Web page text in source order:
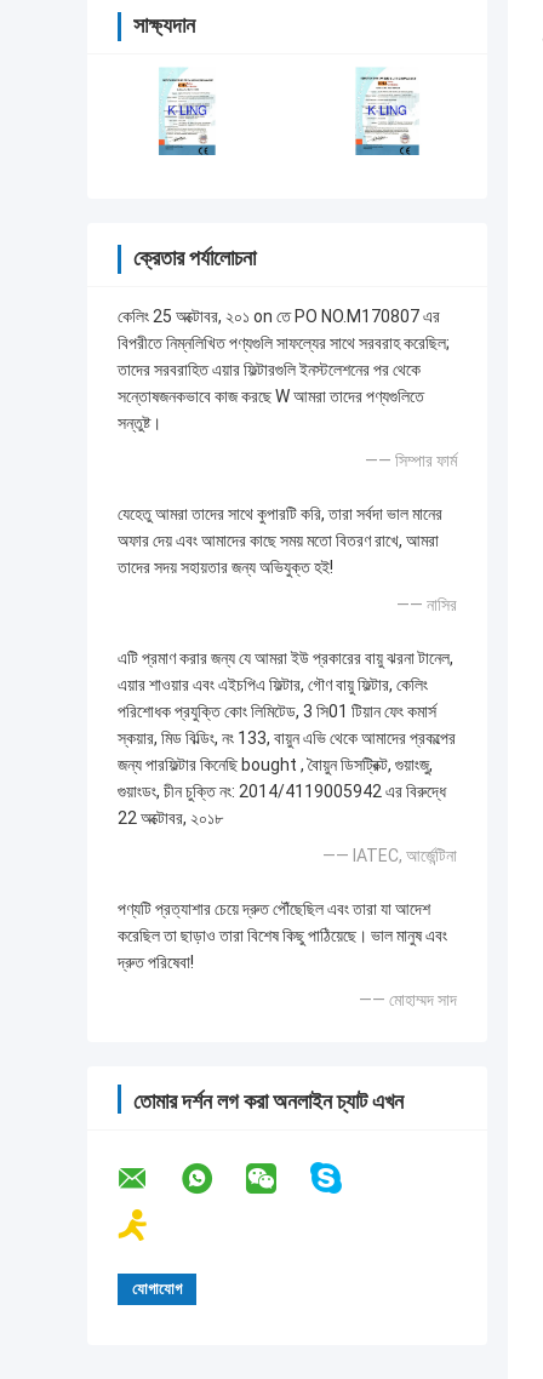
সাক্ষ্যদান
ক্রেতার পর্যালোচনা
কেলিং 25 অক্টোবর, ২০১ on তে PO NO.M170807 এর
বিপরীতে নিম্নলিখিত পণ্যগুলি সাফল্যের সাথে সরবরাহ করেছিল;
তাদের সরবরাহিত এয়ার ফিল্টারগুলি ইনস্টলেশনের পর থেকে
সন্তোষজনকভাবে কাজ করছে W আমরা তাদের পণ্যগুলিতে
সন্তুষ্ট।
—— সিম্পার ফার্ম
যেহেতু আমরা তাদের সাথে কুপারটি করি, তারা সর্বদা ভাল মানের
অফার দেয় এবং আমাদের কাছে সময় মতো বিতরণ রাখে, আমরা
তাদের সদয় সহায়তার জন্য অভিযুক্ত হই!
—— নাসির
এটি প্রমাণ করার জন্য যে আমরা ইউ প্রকারের বায়ু ঝরনা টানেল,
এয়ার শাওয়ার এবং এইচপিএ ফিল্টার, গৌণ বায়ু ফিল্টার, কেলিং
পরিশোধক প্রযুক্তি কোং লিমিটেড, 3 সি01 টিয়ান ফেং কমার্স
স্কয়ার, মিড বিল্ডিং, নং 133, বায়ুন এভি থেকে আমাদের প্রকল্পের
জন্য পারফিল্টার কিনেছি bought , বৈায়ুন ডিসট্রিক্ট, গুয়াংজু,
গুয়াংডং, চীন চুক্তি নং: 2014/4119005942 এর বিরুদ্ধে
22 অক্টোবর, ২০১৮
—— IATEC, আর্জেন্টিনা
পণ্যটি প্রত্যাশার চেয়ে দ্রুত পৌঁছেছিল এবং তারা যা আদেশ
করেছিল তা ছাড়াও তারা বিশেষ কিছু পাঠিয়েছে। ভাল মানুষ এবং
দ্রুত পরিষেবা!
—— মোহাম্মদ সাদ
তোমার দর্শন লগ করা অনলাইন চ্যাট এখন